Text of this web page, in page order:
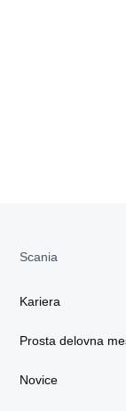
Scania
Kariera
Prosta delovna
Novice